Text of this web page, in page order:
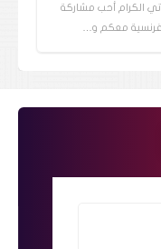
الكرام أحب مشاركة
معكم و…